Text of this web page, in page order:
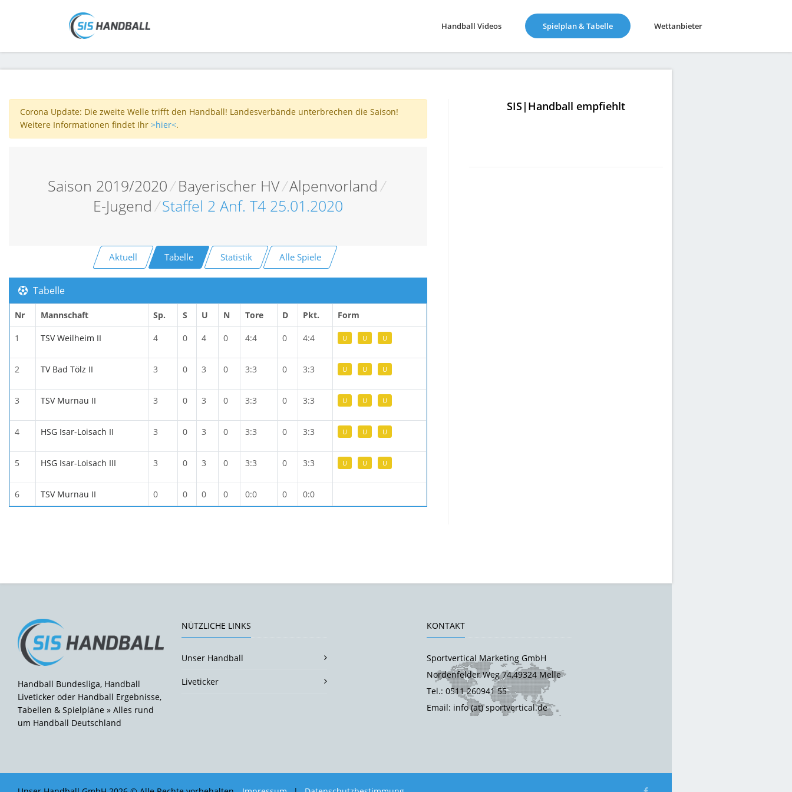
Handball Videos Spielplan & Tabelle(current) Wettanbieter
Corona Update: Die zweite Welle trifft den Handball! Landesverbände unterbrechen die Saison!
Weitere Informationen findet Ihr >hier<.
Saison 2019/2020/ Bayerischer HV/Alpenvorland /
E-Jugend/Staffel 2 Anf. T4 25.01.2020
Aktuell Tabelle Statistik Alle Spiele
Tabelle
Nr Mannschaft Sp. S U N Tore D Pkt. Form
1 TSV Weilheim II 4 0 4 0 4:4 0 4:4 U U U
2 TV Bad Tölz II 3 0 3 0 3:3 0 3:3 U U U
3 TSV Murnau II 3 0 3 0 3:3 0 3:3 U U U
4 HSG Isar-Loisach II 3 0 3 0 3:3 0 3:3 U U U
5 HSG Isar-Loisach III 3 0 3 0 3:3 0 3:3 U U U
6 TSV Murnau II 0 0 0 0 0:0 0 0:0
SIS|Handball empfiehlt
Handball Bundesliga, Handball
Liveticker oder Handball Ergebnisse,
Tabellen & Spielpläne » Alles rund
um Handball Deutschland
NÜTZLICHE LINKS
Unser Handball
Liveticker
KONTAKT
Sportvertical Marketing GmbH
Nordenfelder Weg 74,49324 Melle
Tel.: 0511 260941 55
Email: info (at) sportvertical.de